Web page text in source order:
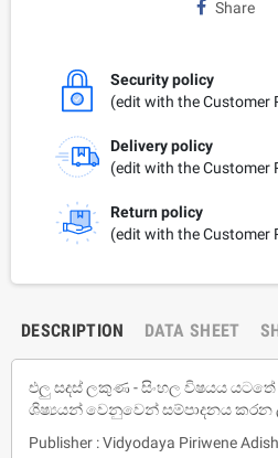
Share
Security policy
(edit with the Customer
Delivery policy
(edit with the Customer
Return policy
(edit with the Customer
DESCRIPTION DATA SHEET
එලු සදස් ලකුණ - සිංහල විෂයය
ශිෂ්‍යයන් වෙනුවෙන් සම්පාදනය කරන
Publisher : Vidyodaya Piriwene